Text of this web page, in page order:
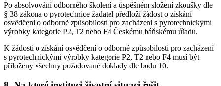
Po absolvování odborného školení a úspěšném složení zkoušky dle
§ 38 zákona o pyrotechnice žadatel předloží žádost o získání
osvědčení o odborné způsobilosti pro zacházení s pyrotechnickými
výrobky kategorie P2, T2 nebo F4 Českému báňskému úřadu.
K žádosti o získání osvědčení o odborné způsobilosti pro zacházení
s pyrotechnickými výrobky kategorie P2, T2 nebo F4 musí být
přiloženy všechny požadované doklady dle bodu 10.